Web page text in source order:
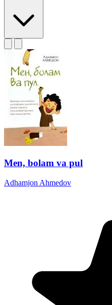
Men, bolam va pul
Adhamjon Ahmedov